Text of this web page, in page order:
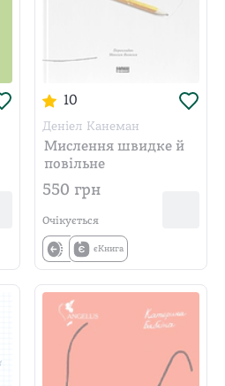
10
Деніел Канеман
Мислення швидке й
повільне
550 грн
Очікується
єКнига